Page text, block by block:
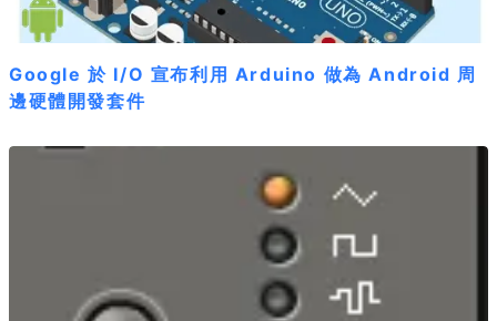
Google 於 I/O 宣布利用 Arduino 做為 Android 周
邊硬體開發套件